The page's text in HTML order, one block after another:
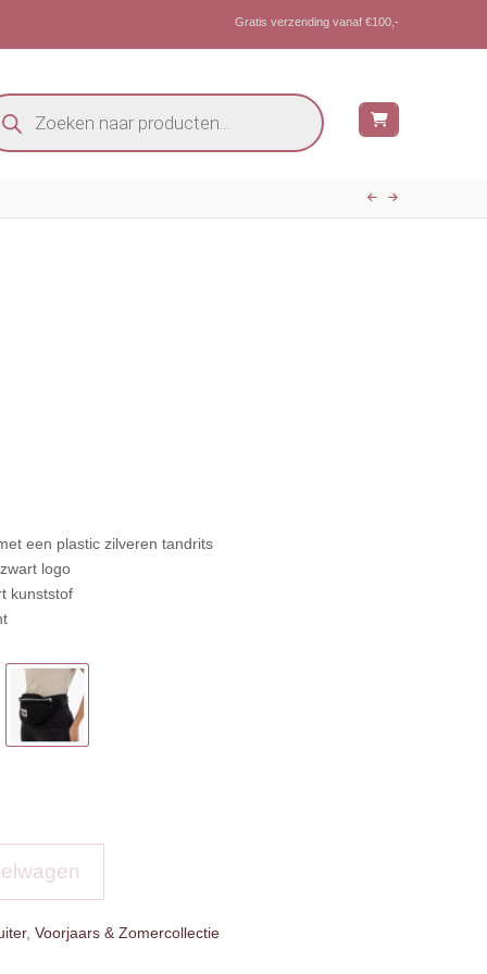
Gratis verzending vanaf €100,-
een plastic zilveren tandrits
logo
kunststof
, Voorjaars & Zomercollectie